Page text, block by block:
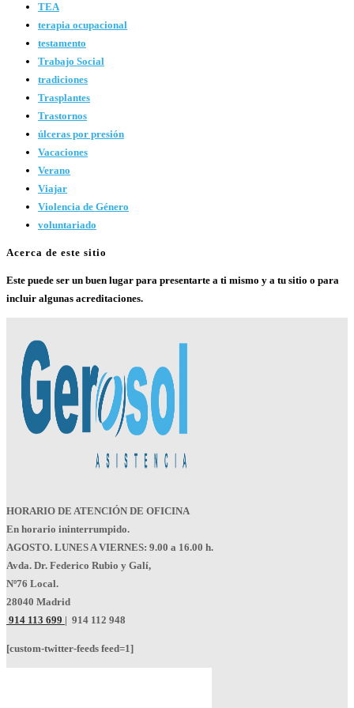
TEA
terapia ocupacional
testamento
Trabajo Social
tradiciones
Trasplantes
Trastornos
úlceras por presión
Vacaciones
Verano
Viajar
Violencia de Género
voluntariado
Acerca de este sitio
Este puede ser un buen lugar para presentarte a ti mismo y a tu sitio o para
incluir algunas acreditaciones.
HORARIO DE ATENCIÓN DE OFICINA
En horario ininterrumpido.
AGOSTO. LUNES A VIERNES: 9.00 a 16.00 h.
Avda. Dr. Federico Rubio y Galí,
Nº76 Local.
28040 Madrid
914 113 699 | 914 112 948
[custom-twitter-feeds feed=1]